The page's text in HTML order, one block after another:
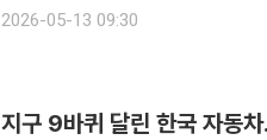
2026-05-13 09:30
지구 9바퀴 달린 한국 자동